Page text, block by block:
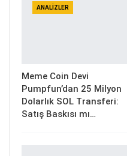
ANALIZLER
Meme Coin Devi
Pumpfun’dan 25 Milyon
Dolarlık SOL Transferi:
Satış Baskısı mı…